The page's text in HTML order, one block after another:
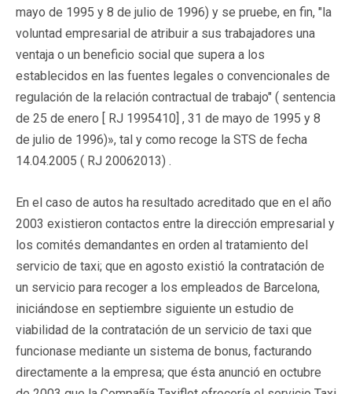
mayo de 1995 y 8 de julio de 1996) y se pruebe, en fin, "la
voluntad empresarial de atribuir a sus trabajadores una
ventaja o un beneficio social que supera a los
establecidos en las fuentes legales o convencionales de
regulación de la relación contractual de trabajo" ( sentencia
de 25 de enero [ RJ 1995410] , 31 de mayo de 1995 y 8
de julio de 1996)», tal y como recoge la STS de fecha
14.04.2005 ( RJ 20062013) .
En el caso de autos ha resultado acreditado que en el año
2003 existieron contactos entre la dirección empresarial y
los comités demandantes en orden al tratamiento del
servicio de taxi; que en agosto existió la contratación de
un servicio para recoger a los empleados de Barcelona,
iniciándose en septiembre siguiente un estudio de
viabilidad de la contratación de un servicio de taxi que
funcionase mediante un sistema de bonus, facturando
directamente a la empresa; que ésta anunció en octubre